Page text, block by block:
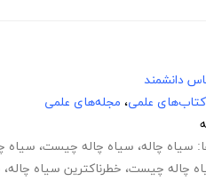
دانشمند
کتاب‌های علمی، مجله‌های علمی
سیاه چاله، سیاه چاله چیست، سیاه
چاله چیست، خطرناکترین سیاه چاله،